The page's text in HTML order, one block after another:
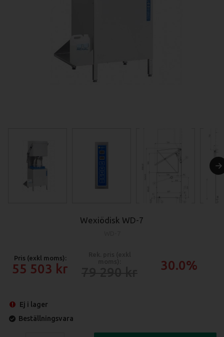
Wexiödisk WD-7
Pris (exkl moms):
55 503 30.0%
Ej i lager
Beställningsvara